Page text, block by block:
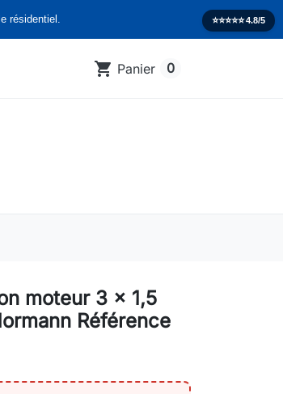
résidentiel. ⭐️⭐️⭐️⭐️⭐️4.8/5
shopping_cart Panier 0
moteur 3 x 1,5
Référence